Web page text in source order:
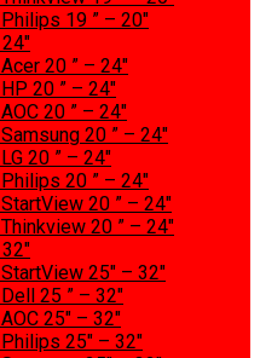
19 ” – 20″
20 ” – 24″
20 ” – 24″
20 ” – 24″
20 ” – 24″
20 ” – 24″
20 ” – 24″
20 ” – 24″
20 ” – 24″
25″ – 32″
25 ” – 32″
25″ – 32″
25″ – 32″